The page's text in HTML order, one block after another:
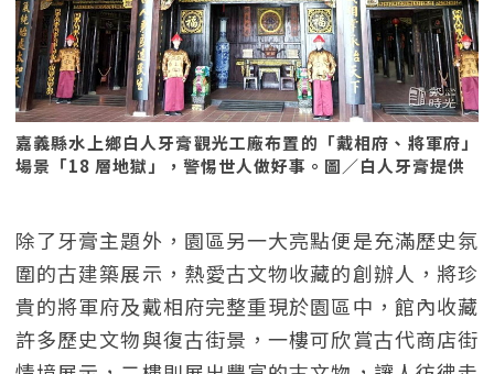
嘉義縣水上鄉白人牙膏觀光工廠布置的「戴相府、將軍府」
場景「18 層地獄」，警惕世人做好事。圖／白人牙膏提供
除了牙膏主題外，園區另一大亮點便是充滿歷史氛
圍的古建築展示，熱愛古文物收藏的創辦人，將珍
貴的將軍府及戴相府完整重現於園區中，館內收藏
許多歷史文物與復古街景，一樓可欣賞古代商店街